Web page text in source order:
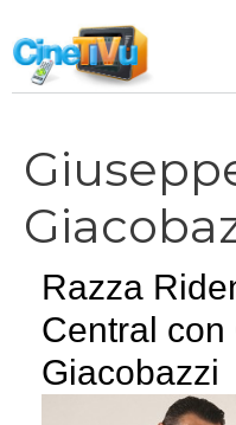
al
contenuto
Razza
Central con
Giacobazzi